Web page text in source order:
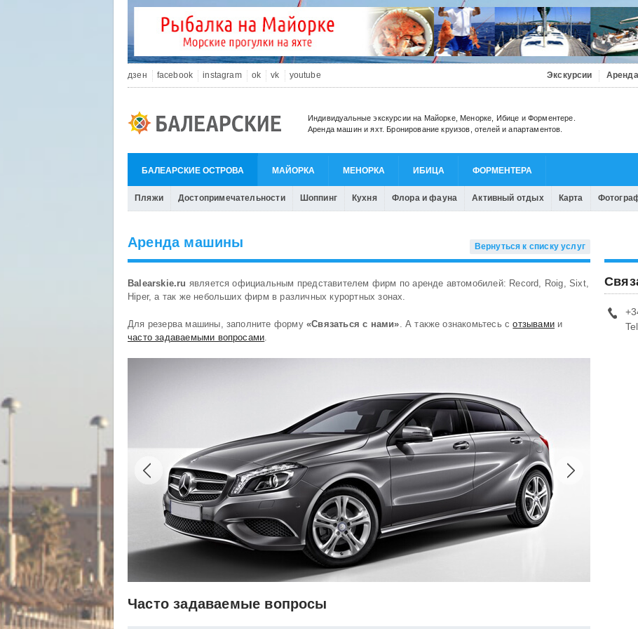
дзен facebook instagram ok vk youtube Экскурсии
Индивидуальные экскурсии на Майорке, Менорке, Ибице и Форментере.
Аренда машин и яхт. Бронирование круизов, отелей и апартаментов.
БАЛЕАРСКИЕ ОСТРОВА МАЙОРКА МЕНОРКА ИБИЦА ФОРМЕНТЕРА
Пляжи Достопримечательности Шоппинг Кухня Флора и фауна Активный отдых Карта
Аренда машины Вернуться к списку услуг
Balearskie.ru является официальным представителем фирм по аренде автомобилей: Record, Roig, Sixt,
Hiper, а так же небольших фирм в различных курортных зонах.
Для резерва машины, заполните форму«Связаться с нами». А также ознакомьтесь сотзывамии
часто задаваемыми вопросами.
Часто задаваемые вопросы